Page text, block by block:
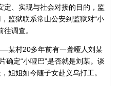
定、实现与社会对接的目的，监
监狱联系常山公安到监狱对“小
调查。
某村20多年前有一聋哑人刘某
确定“小哑巴”是否就是刘某。谈
姐姐如今随子女赴义乌打工。